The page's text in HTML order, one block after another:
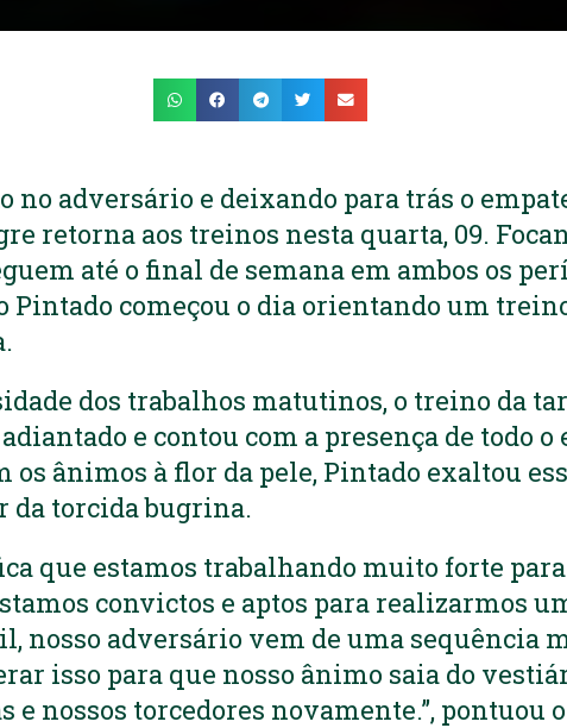
no adversário e deixando para trás o
retorna aos treinos nesta quarta, 09.
até o final de semana em ambos os
Pintado começou o dia orientando um
dos trabalhos matutinos, o treino da
e contou com a presença de todo o
os ânimos à flor da pele, Pintado exaltou
da torcida bugrina.
que estamos trabalhando muito forte
convictos e aptos para realizarmos
nosso adversário vem de uma sequência
isso para que nosso ânimo saia do
e nossos torcedores novamente.”, pontuou